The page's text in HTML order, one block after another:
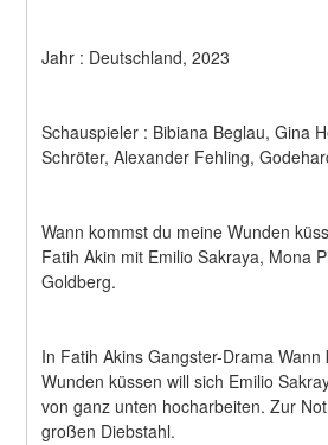
Jahr : Deutschland, 2023
Schauspieler : Bibiana Beglau, Gina
Schröter, Alexander Fehling,
Wann kommst du meine Wunden
Fatih Akin mit Emilio Sakraya, Mona
Goldberg.
In Fatih Akins Gangster-Drama
Wunden küssen will sich Emilio
von ganz unten hocharbeiten. Zur
großen Diebstahl.